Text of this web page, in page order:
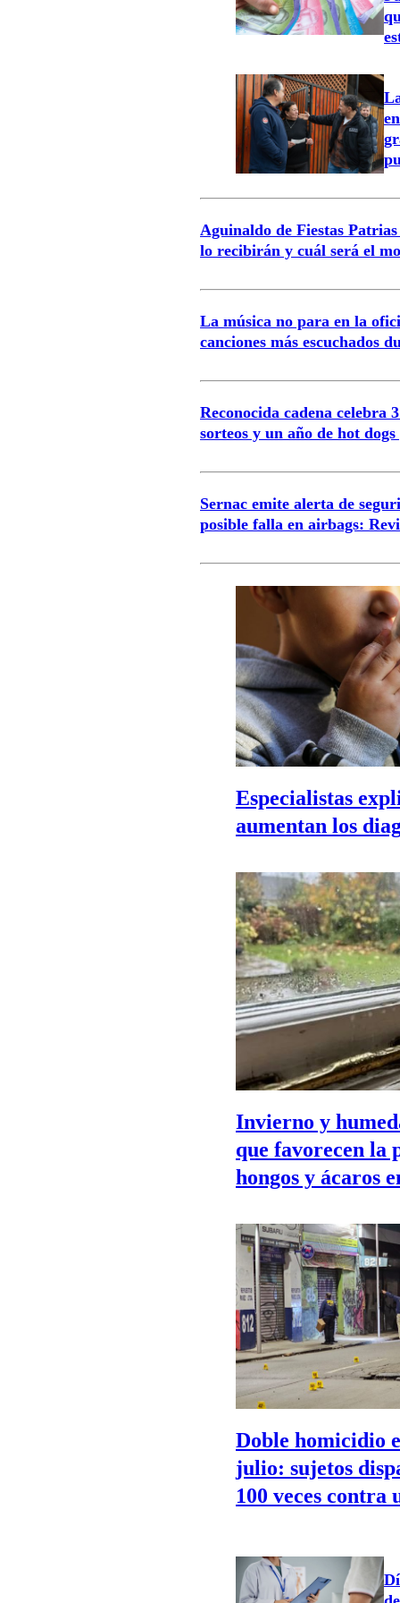
Aguinaldo de Fiestas
lo recibirán y cuál será el
La música no para en la
canciones más escuchados
Reconocida cadena celebra
sorteos y un año de hot
Sernac emite alerta de
posible falla en airbags:
Especialistas
aumentan los
Invierno y
que favorecen la
hongos y ácaros
Doble homicidio
julio: sujetos
100 veces contra